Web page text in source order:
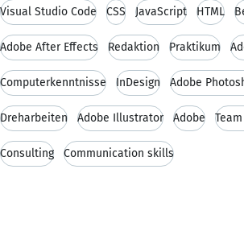
Visual Studio Code CSS JavaScript HTML
Adobe After Effects Redaktion Praktikum
Computerkenntnisse InDesign Adobe
Dreharbeiten Adobe Illustrator Adobe
Consulting Communication skills